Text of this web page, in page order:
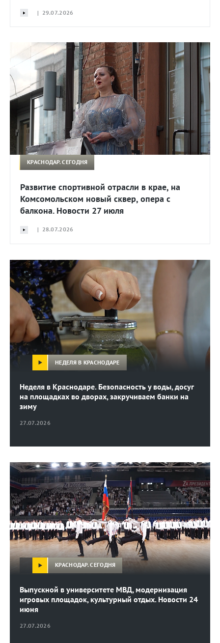
| 29.07.2026
КРАСНОДАР. СЕГОДНЯ
Развитие спортивной отрасли в крае, на
Комсомольском новый сквер, опера с
балкона. Новости 27 июля
| 28.07.2026
27.07.2026
Неделя в Краснодаре. Безопасность у воды, досуг
на площадках во дворах, закручиваем банки на
зиму
НЕДЕЛЯ В КРАСНОДАРЕ
27.07.2026
Выпускной в университете МВД, модернизация
игровых площадок, культурный отдых. Новости 24
июня
КРАСНОДАР. СЕГОДНЯ